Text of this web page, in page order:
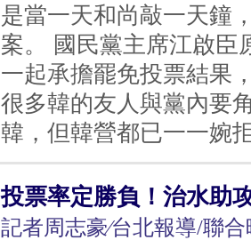
是當一天和尚敲一天鐘
案。 國民黨主席江啟臣
一起承擔罷免投票結果
很多韓的友人與黨內要
韓，但韓營都已一一婉
投票率定勝負！治水助
記者周志豪∕台北報導/聯